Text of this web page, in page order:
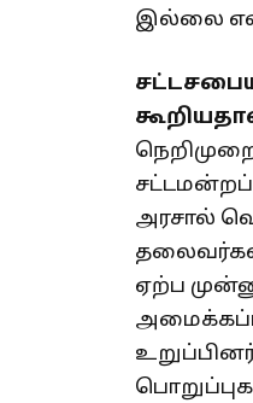
இல்லை என
சட்டமன்றப்
அரசால்
ஏற்ப